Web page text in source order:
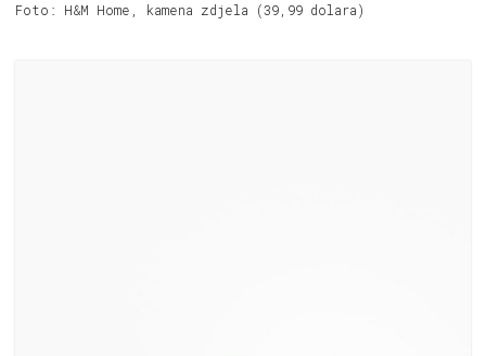
Foto: H&M Home, kamena zdjela (39,99 dolara)